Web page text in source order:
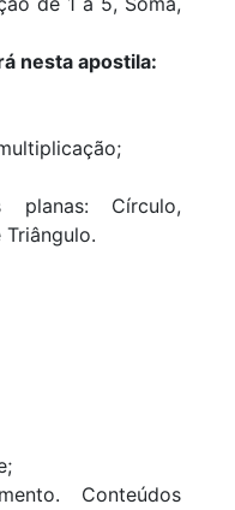
nesta apostila:
planas: Círculo,
Conteúdos